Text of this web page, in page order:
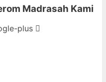
Madrasah Kami
plus